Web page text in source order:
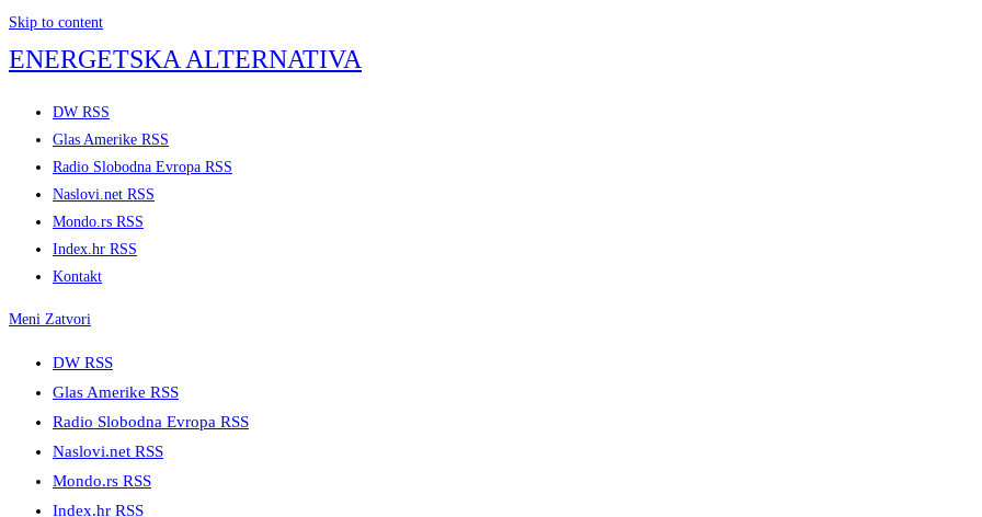
Skip to content
ENERGETSKA ALTERNATIVA
DW RSS
Glas Amerike RSS
Radio Slobodna Evropa RSS
Naslovi.net RSS
Mondo.rs RSS
Index.hr RSS
Kontakt
Meni Zatvori
DW RSS
Glas Amerike RSS
Radio Slobodna Evropa RSS
Naslovi.net RSS
Mondo.rs RSS
Index.hr RSS